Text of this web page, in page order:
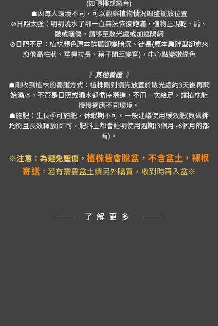
(如頂樓或露台)
☗因每人環境不同，可以觀察植物情況調整擺放位置
⊘日照太強：明明澆水了卻一直無法恢復飽滿，植物呈現乾、扁、
皺或曬傷，請移至散光處或加遮陽網
⊘日照不足：植株顏色原本鮮豔卻變暗沉、徒長(原本扁胖型卻愈來
愈像高柱狀、莖桿拉長、葉子間距變寬)，中心點變嫩綠色
‖ 其他養護 ‖
☗剛收到植株的養護方式：植株剛到請先放置於散光處約3天後再開
始澆水，不管是日照或澆水都循序漸進，不用一次給足，讓植株能
慢慢適應不同環境。
☗施肥：生長季可施肥，休眠期不可。一般建議使用緩效肥(氮磷鉀
均衡且長效釋放)即可，肥料上都會註明使用週期(3個月~6個月的都
有)。
※注意：為避免壓傷 ， 植株皆會脫盆，不含盆土，裸根
寄送 。若有需要盆土請另外購買，收到時再入盆※
了解更多